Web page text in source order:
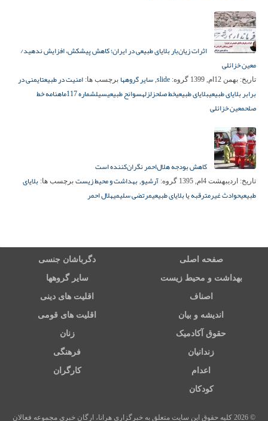
اثرات زیان‌بار بلایای طبیعی در ایران؛ کاهش پیشکش، افزایش ندهید/
معین خزائلی
تاریخ: بهمن 12ام, 1399 گروه: slide
, سایر گروهها برچسب ها: امنیت در طبیعتایمنی در
برابر بلایای طبیعیبلایای طبیعیخط صلحزلزلهسوانح طبیعیسیلشماره 117
ماهنامه خط
صلحمعین خزائلی
کاهش بودجه هلال‌احمر نگران‌کننده است
تاریخ: اردیبهشت 4ام, 1395 گروه: آرشیو, بهداشت و محیط زیست برچسب ها: بلایای
طبیعیحوادث غیرمترقبه یا بلایای طبیعیمرتضی سلیمیهلال احمر
صفحه اصلی دگرباشان جنسی
بهداشت و محیط زیست سایر گروهها
اصناف اقلیت های دینی
اندیشه و بیان اقلیت های قومی
حقوق آکادمیک زنان
زندانیان فرهنگی
اعدام کارگران
کودکان
© 2026 کلیه حقوق این سایت متعلق به خبرگزاری هرانا، ارگان خبری مجموعه فعالان